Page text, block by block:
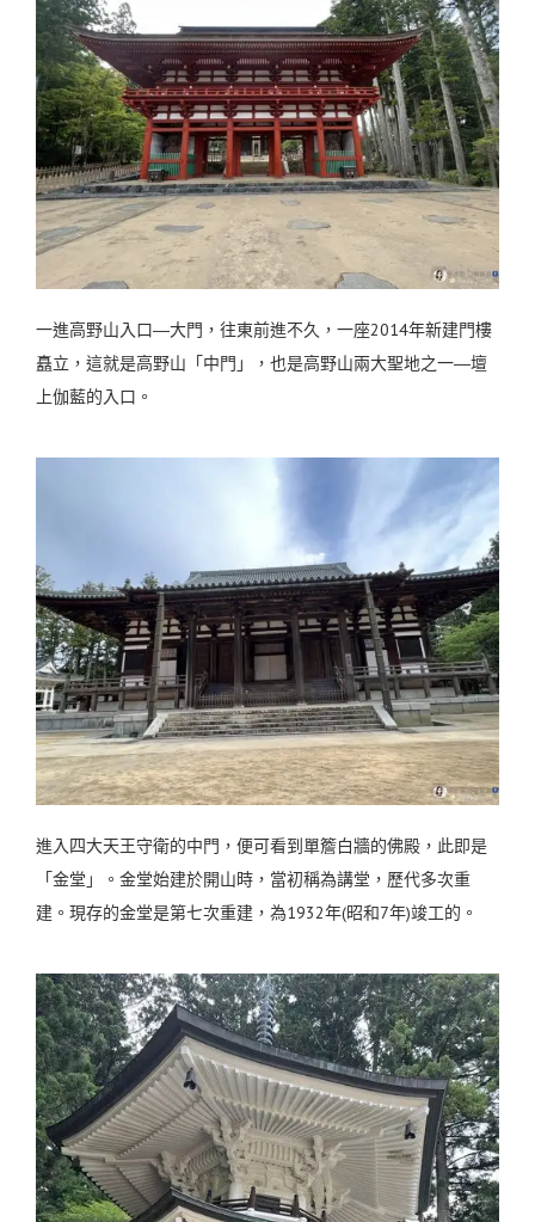
一進高野山入口―大門，往東前進不久，一座2014年新建門樓
矗立，這就是高野山「中門」，也是高野山兩大聖地之一―壇
上伽藍的入口。
進入四大天王守衛的中門，便可看到單簷白牆的佛殿，此即是
「金堂」。金堂始建於開山時，當初稱為講堂，歷代多次重
建。現存的金堂是第七次重建，為1932年(昭和7年)竣工的。